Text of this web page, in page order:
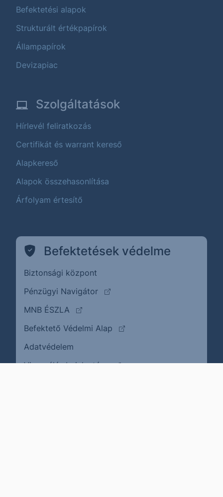
Befektetési alapok
Strukturált értékpapírok
Állampapírok
Devizapiac
Szolgáltatások
Hírlevél feliratkozás
Certifikát és warrant kereső
Alapkereső
Alapok összehasonlítása
Árfolyam értesítő
Befektetések védelme
Biztonsági központ
Pénzügyi Navigátor
(külső oldalra ugrik)
MNB ÉSZLA
(külső oldalra ugrik)
Befektető Védelmi Alap
(külső oldalra ugrik)
Adatvédelem
Visszaélés bejelentése(külső oldalra ugrik)